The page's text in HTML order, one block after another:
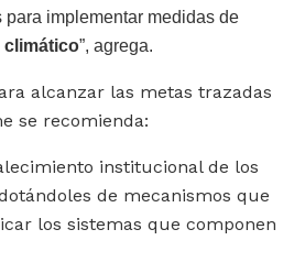
implementar medidas de
climático”, agrega.
alcanzar las metas trazadas
se recomienda:
institucional de los
de mecanismos que
los sistemas que componen